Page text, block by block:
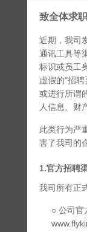
致全体求
近期，我司
通讯工具等
标识或员工
虚假的"招
或进行所谓
人信息、财
此类行为严
害了我司的
1.官方招聘
我司所有正
○ 公司官